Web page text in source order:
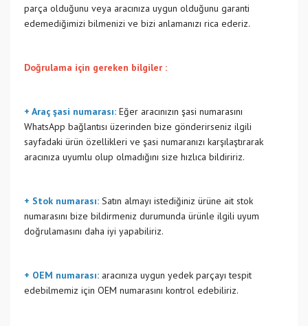
parça olduğunu veya aracınıza uygun olduğunu garanti
edemediğimizi bilmenizi ve bizi anlamanızı rica ederiz.
Doğrulama için gereken bilgiler :
+ Araç şasi numarası: Eğer aracınızın şasi numarasını
WhatsApp bağlantısı üzerinden bize gönderirseniz ilgili
sayfadaki ürün özellikleri ve şasi numaranızı karşılaştırarak
aracınıza uyumlu olup olmadığını size hızlıca bildiririz.
+ Stok numarası: Satın almayı istediğiniz ürüne ait stok
numarasını bize bildirmeniz durumunda ürünle ilgili uyum
doğrulamasını daha iyi yapabiliriz.
+ OEM numarası: aracınıza uygun yedek parçayı tespit
edebilmemiz için OEM numarasını kontrol edebiliriz.